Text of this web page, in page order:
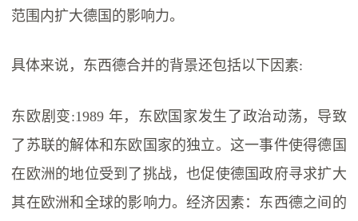
范围内扩大德国的影响力。
具体来说，东西德合并的背景还包括以下因素:
东欧剧变:1989 年，东欧国家发生了政治动荡，导致
了苏联的解体和东欧国家的独立。这一事件使得德国
在欧洲的地位受到了挑战，也促使德国政府寻求扩大
其在欧洲和全球的影响力。经济因素：东西德之间的